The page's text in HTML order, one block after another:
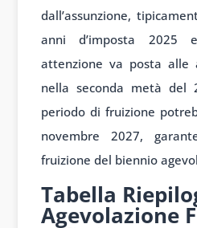
dall’assunzione,
anni d’imposta 2025
attenzione va posta alle
nella seconda metà
periodo di fruizione
novembre 2027,
fruizione del biennio
Tabella
Agevolazione